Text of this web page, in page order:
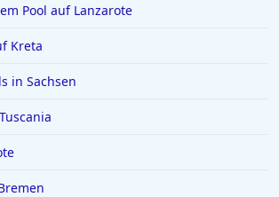
Pool auf Lanzarote
Kreta
in Sachsen